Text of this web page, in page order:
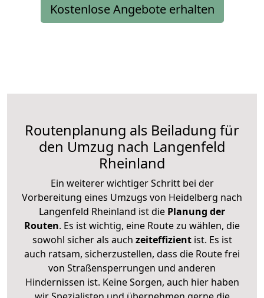
Kostenlose Angebote erhalten
Routenplanung als Beiladung für
den Umzug nach Langenfeld
Rheinland
Ein weiterer wichtiger Schritt bei der
Vorbereitung eines Umzugs von Heidelberg nach
Langenfeld Rheinland ist die Planung der
Routen. Es ist wichtig, eine Route zu wählen, die
sowohl sicher als auch zeiteffizientist. Es ist
auch ratsam, sicherzustellen, dass die Route frei
von Straßensperrungen und anderen
Hindernissen ist. Keine Sorgen, auch hier haben